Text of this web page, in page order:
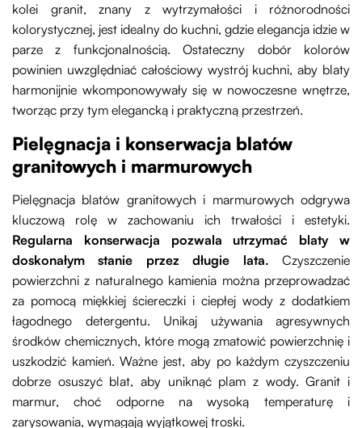
kolei granit, znany z wytrzymałości i różnorodności
kolorystycznej, jest idealny do kuchni, gdzie elegancja idzie w
parze z funkcjonalnością. Ostateczny dobór kolorów
powinien uwzględniać całościowy wystrój kuchni, aby blaty
harmonijnie wkomponowywały się w nowoczesne wnętrze,
tworząc przy tym elegancką i praktyczną przestrzeń.
Pielęgnacja i konserwacja blatów
granitowych i marmurowych
Pielęgnacja blatów granitowych i marmurowych odgrywa
kluczową rolę w zachowaniu ich trwałości i estetyki.
Regularna konserwacja pozwala utrzymać blaty w
doskonałym stanie przez długie lata. Czyszczenie
powierzchni z naturalnego kamienia można przeprowadzać
za pomocą miękkiej ściereczki i ciepłej wody z dodatkiem
łagodnego detergentu. Unikaj używania agresywnych
środków chemicznych, które mogą zmatowić powierzchnię i
uszkodzić kamień. Ważne jest, aby po każdym czyszczeniu
dobrze osuszyć blat, aby uniknąć plam z wody. Granit i
marmur, choć odporne na wysoką temperaturę i
zarysowania, wymagają wyjątkowej troski.